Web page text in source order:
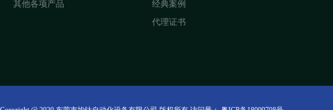
其他各项产品
经典案例
代理证书